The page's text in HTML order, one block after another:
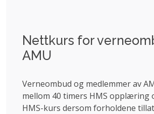
Nettkurs for
AMU
Verneombud og medlemmer av
mellom 40 timers HMS opplæring
HMS-kurs dersom forholdene